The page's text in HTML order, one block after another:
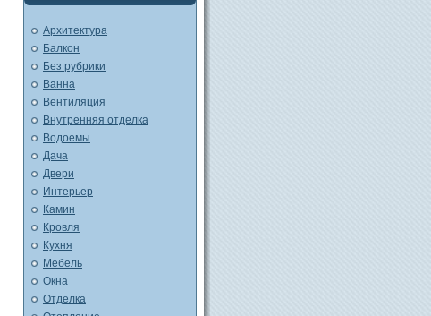
Архитектура
Балкон
Без рубрики
Ванна
Вентиляция
Внутренняя отделка
Водоемы
Дача
Двери
Интерьер
Камин
Кровля
Кухня
Мебель
Окна
Отделка